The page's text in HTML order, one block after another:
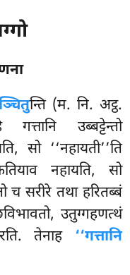
न्ति (म. नि. अट्ठ.
उब्बट्टेन्तो
सो ‘‘नहायती’’ति
नहायति, सो
च सरीरे तथा हरितब्बं
उतुग्गहणत्थं
तेनाह ‘‘गत्तानि